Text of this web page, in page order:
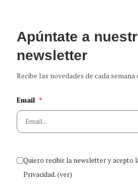
Apúntate a
newsletter
Recibe las novedades de cada semana
Email *
Quiero recibir la newsletter y acepto
Privacidad.(ver)